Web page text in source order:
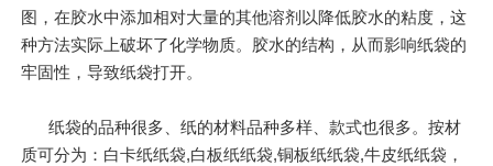
图，在胶水中添加相对大量的其他溶剂以降低胶水的粘度，这
种方法实际上破坏了化学物质。胶水的结构，从而影响纸袋的
牢固性，导致纸袋打开。
纸袋的品种很多、纸的材料品种多样、款式也很多。按材
质可分为：白卡纸纸袋,白板纸纸袋,铜板纸纸袋,牛皮纸纸袋，